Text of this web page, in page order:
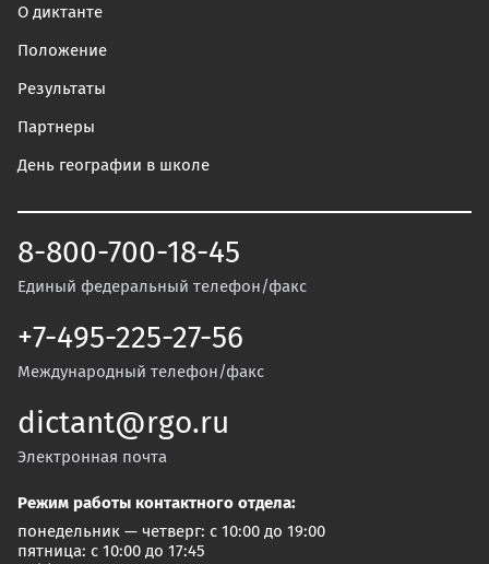
О диктанте
Положение
Результаты
Партнеры
День географии в школе
8-800-700-18-45
Единый федеральный телефон/факс
+7-495-225-27-56
Международный телефон/факс
dictant@rgo.ru
Электронная почта
Режим работы контактного отдела:
понедельник — четверг: с 10:00 до 19:00
пятница: с 10:00 до 17:45